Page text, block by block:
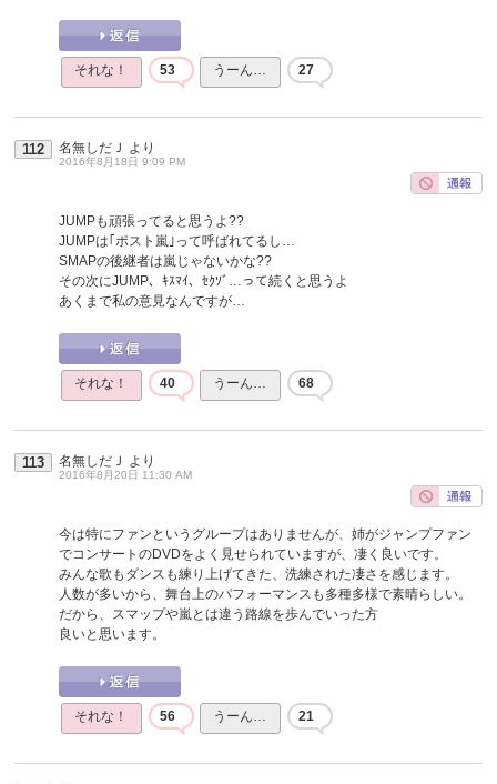
それな！ 53 うーん… 27
112 名無しだＪ より
2016年8月18日 9:09 PM
JUMPも頑張ってると思うよ??
JUMPは｢ポスト嵐｣って呼ばれてるし…
SMAPの後継者は嵐じゃないかな??
その次にJUMP、ｷｽﾏｲ、ｾｸｿﾞ…って続くと思うよ
あくまで私の意見なんですが…
それな！ 40 うーん… 68
113 名無しだＪ より
2016年8月20日 11:30 AM
今は特にファンというグループはありませんが、姉がジャンプファン
でコンサートのDVDをよく見せられていますが、凄く良いです。
みんな歌もダンスも練り上げてきた、洗練された凄さを感じます。
人数が多いから、舞台上のパフォーマンスも多種多様で素晴らしい。
だから、スマップや嵐とは違う路線を歩んでいった方
良いと思います。
それな！ 56 うーん… 21